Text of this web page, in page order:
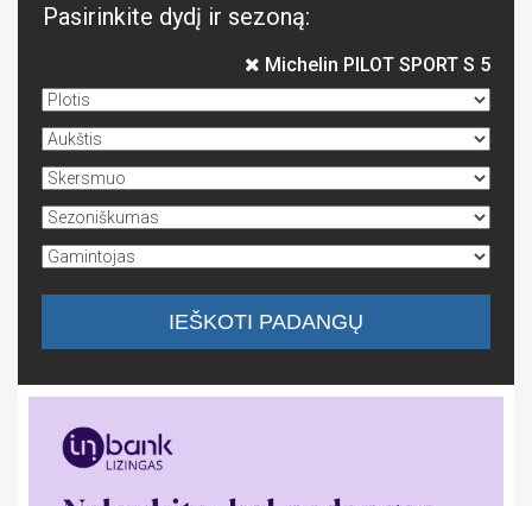
Pasirinkite dydį ir sezoną:
Michelin PILOT SPORT S 5